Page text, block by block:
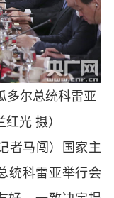
多尔总统科雷亚
光 摄）
马闯）国家主
统科雷亚举行会